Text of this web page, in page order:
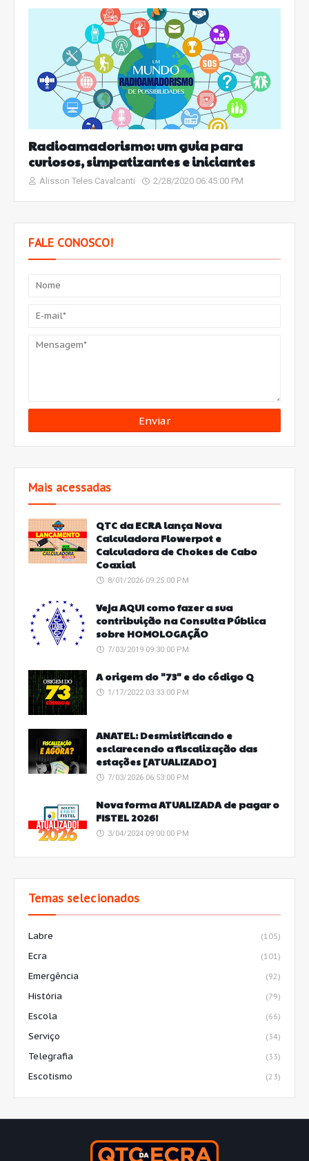
Radioamadorismo: um guia para
curiosos, simpatizantes e iniciantes
Alisson Teles Cavalcanti 2/28/2020 06:45:00 PM
FALE CONOSCO!
Mais acessadas
QTC da ECRA lança Nova
Calculadora Flowerpot e
Calculadora de Chokes de Cabo
Coaxial
8/01/2026 09:25:00 PM
Veja AQUI como fazer a sua
contribuição na Consulta Pública
sobre HOMOLOGAÇÃO
7/03/2019 09:30:00 PM
A origem do "73" e do código Q
1/17/2022 03:33:00 PM
ANATEL: Desmistificando e
esclarecendo a fiscalização das
estações [ATUALIZADO]
7/03/2026 06:53:00 PM
Nova forma ATUALIZADA de pagar o
FISTEL 2026!
3/04/2024 09:00:00 PM
Temas selecionados
Labre (105)
Ecra (101)
Emergência (92)
História (79)
Escola (66)
Serviço (34)
Telegrafia (33)
Escotismo (23)